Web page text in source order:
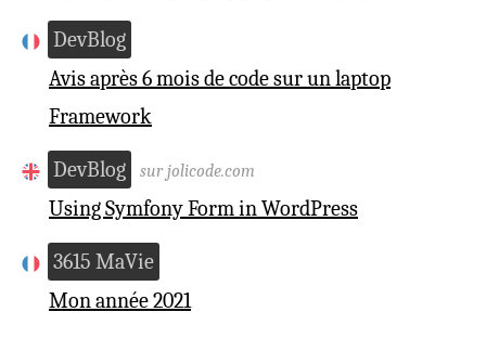
DevBlog
Avis après 6 mois de code sur un laptop
Framework
DevBlog sur jolicode.com
Using Symfony Form in WordPress
3615 MaVie
Mon année 2021